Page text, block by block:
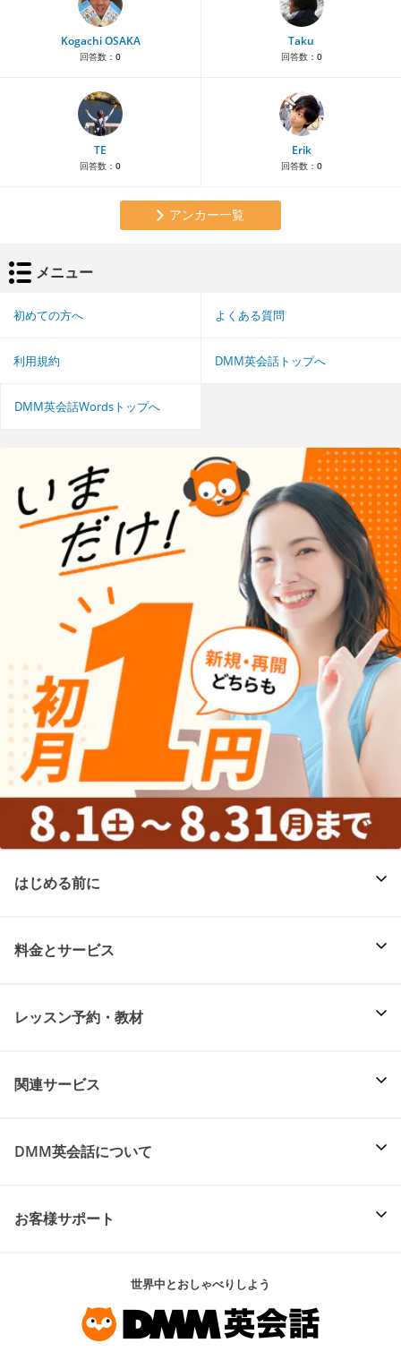
Kogachi OSAKA
回答数： 0
Taku
回答数： 0
TE
回答数： 0
Erik
回答数： 0
アンカー一覧
メニュー
初めての方へ よくある質問
利用規約 DMM英会話トップへ
DMM英会話Wordsトップへ
はじめる前に
料金とサービス
レッスン予約・教材
関連サービス
DMM英会話について
お客様サポート
世界中とおしゃべりしよう